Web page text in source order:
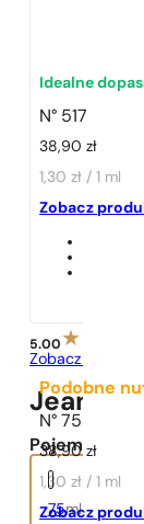
1 -
Idealne
N° 517
38,90zł
1,30 zł / 1 ml
Zobacz
Podobne
N° 75
38,90zł
1,30 zł / 1 ml
Zobacz
5.00
Zobacz opinie
Jean
Pojemność:
75ml